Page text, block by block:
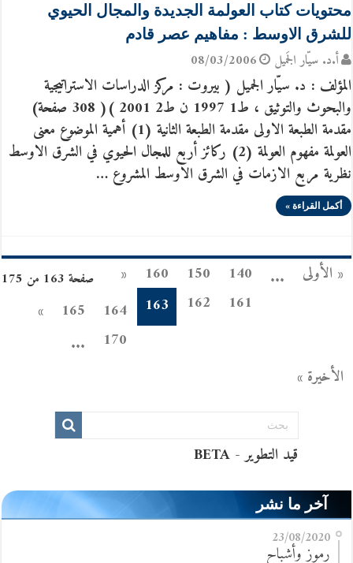
محتويات كتاب العولمة الجديدة والمجال الحيوي
للشرق الاوسط : مفاهيم عصر قادم
أ.د. سيّار الجَميل 08/03/2006
المؤلف : د. سيّار الجميل ( بيروت : مركز الدراسات الاستراتيجية
والبحوث والتوثيق ، ط1 1997 ن ط2 2001 )( 308 صفحة)
مقدمة الطبعة الاولى مقدمة الطبعة الثانية (1) أهمية الموضوع معنى
العولمة مفهوم العولمة (2) ركائز أربع للمجال الحيوي في الشرق الاوسط
نظرية مربع الازمات في الشرق الاوسط المشروع …
أكمل القراءة »
صفحة 163 من 175 « الأولى ...
140
150
160
«
161
162
163
164
165
»
170
...
الأخيرة »
آخر ما نشر
23/08/2020
رموز وأشباح